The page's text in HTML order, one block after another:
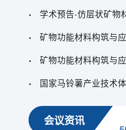
学术预告-仿层状矿物
矿物功能材料构筑与
矿物功能材料构筑与
国家马铃薯产业技术
会议资讯